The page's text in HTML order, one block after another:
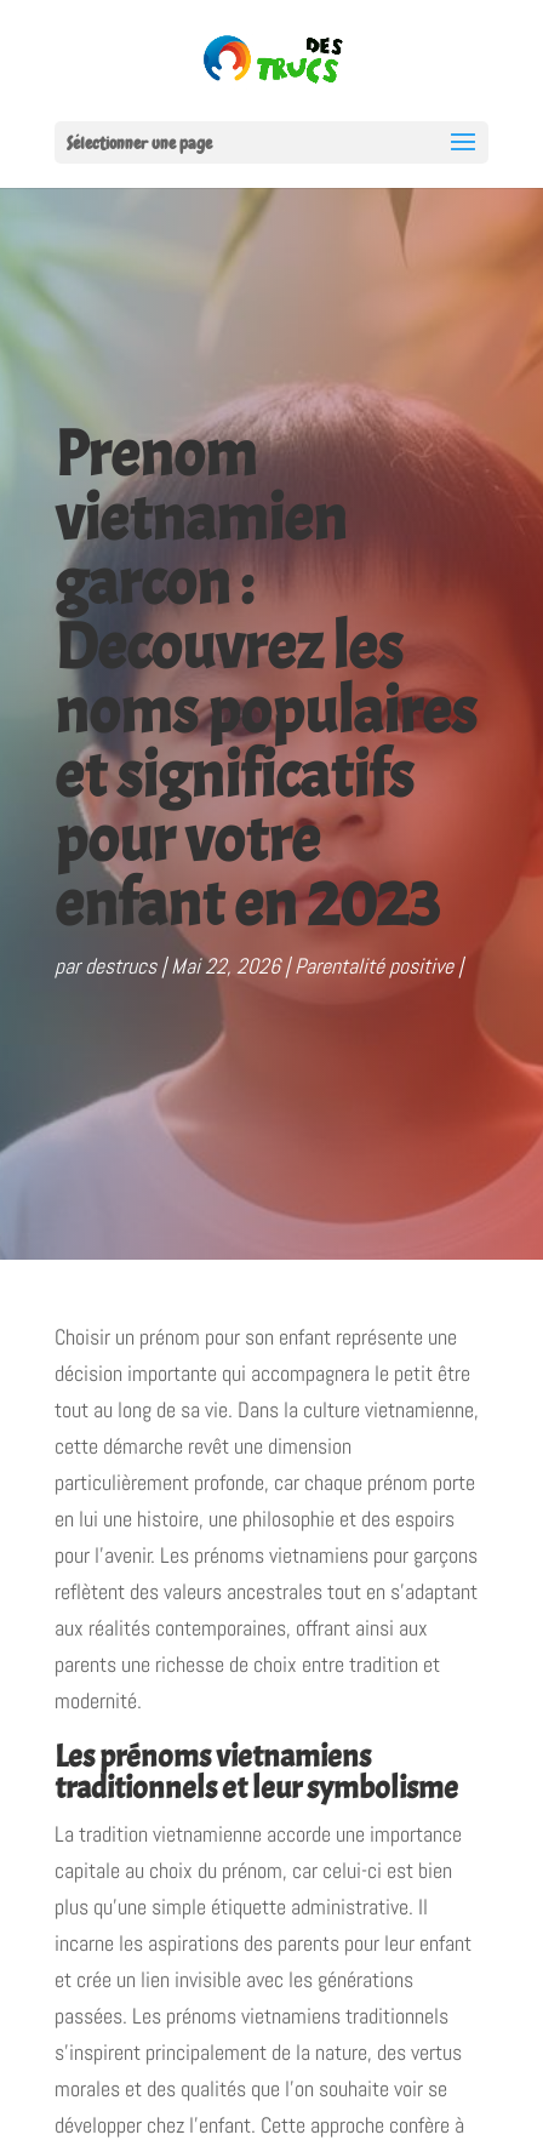
Sélectionner une page
Prenom
vietnamien
garcon :
Decouvrez les
noms populaires
et significatifs
pour votre
enfant en 2023
pardestrucs Mai 22, 2026 Parentalité positive
Choisir un prénom pour son enfant représente une
décision importante qui accompagnera le petit être
tout au long de sa vie. Dans la culture vietnamienne,
cette démarche revêt une dimension
particulièrement profonde, car chaque prénom porte
en lui une histoire, une philosophie et des espoirs
pour l'avenir. Les prénoms vietnamiens pour garçons
reflètent des valeurs ancestrales tout en s'adaptant
aux réalités contemporaines, offrant ainsi aux
parents une richesse de choix entre tradition et
modernité.
Les prénoms vietnamiens
traditionnels et leur symbolisme
La tradition vietnamienne accorde une importance
capitale au choix du prénom, car celui-ci est bien
plus qu'une simple étiquette administrative. Il
incarne les aspirations des parents pour leur enfant
et crée un lien invisible avec les générations
passées. Les prénoms vietnamiens traditionnels
s'inspirent principalement de la nature, des vertus
morales et des qualités que l'on souhaite voir se
développer chez l'enfant. Cette approche confère à